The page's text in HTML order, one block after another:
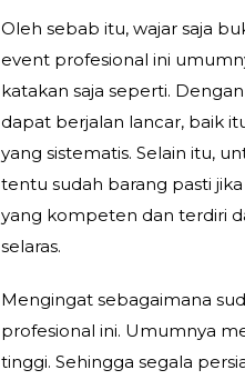
Oleh sebab itu, wajar saja
event profesional ini
katakan saja seperti.
dapat berjalan lancar, baik
yang sistematis. Selain itu,
tentu sudah barang pasti
yang kompeten dan terdiri
selaras.
Mengingat sebagaimana
profesional ini. Umumnya
tinggi. Sehingga segala